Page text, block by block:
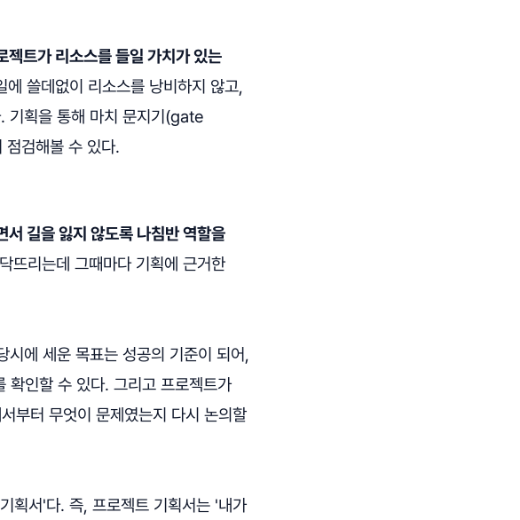
젝트가 리소스를 들일 가치가 있는
쓸데없이 리소스를 낭비하지 않고,
기획을 통해 마치 문지기(gate
검해볼 수 있다.
서 길을 잃지 않도록 나침반 역할을
뜨리는데 그때마다 기획에 근거한
시에 세운 목표는 성공의 기준이 되어,
확인할 수 있다. 그리고 프로젝트가
부터 무엇이 문제였는지 다시 논의할
획서'다. 즉, 프로젝트 기획서는 '내가